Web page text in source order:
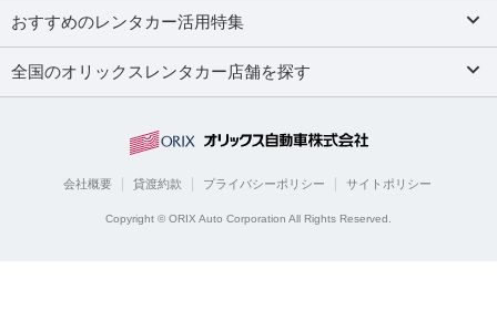
おすすめのレンタカー活用特集
全国のオリックスレンタカー店舗を探す
会社概要 貸渡約款 プライバシーポリシー サイトポリシー
Copyright © ORIX Auto Corporation All Rights Reserved.